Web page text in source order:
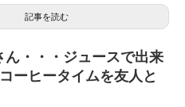
記事を読む
ん・・・ジュースで出来
ーヒータイムを友人と